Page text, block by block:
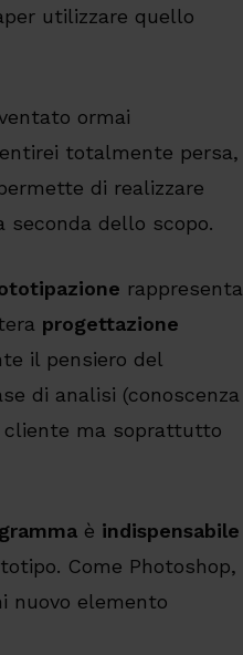
utilizzare quello
ormai
totalmente persa,
di realizzare
dello scopo.
rappresenta
progettazione
il pensiero del
di analisi (conoscenza
cliente ma soprattutto
è indispensabile
Come Photoshop,
nuovo elemento